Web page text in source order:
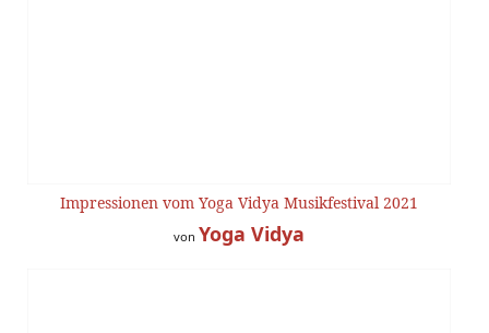
Impressionen vom Yoga Vidya Musikfestival 2021
von Yoga Vidya